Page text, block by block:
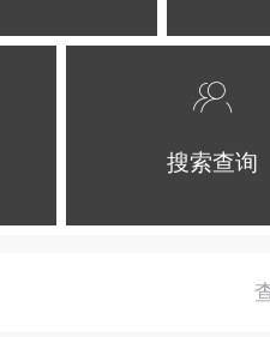
搜索查询